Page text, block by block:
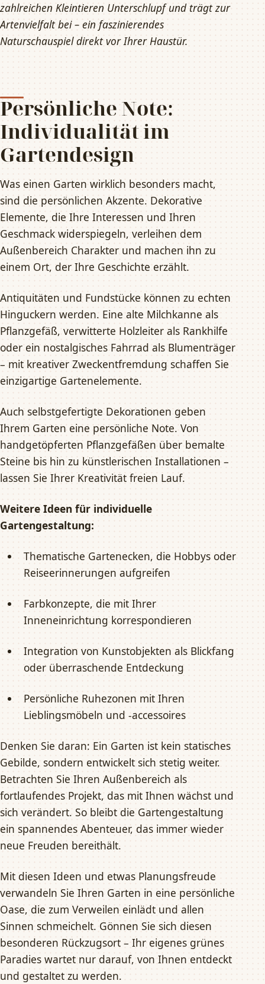
zahlreichen Kleintieren Unterschlupf und trägt zur
Artenvielfalt bei – ein faszinierendes
Naturschauspiel direkt vor Ihrer Haustür.
Persönliche Note:
Individualität im
Gartendesign
Was einen Garten wirklich besonders macht,
sind die persönlichen Akzente. Dekorative
Elemente, die Ihre Interessen und Ihren
Geschmack widerspiegeln, verleihen dem
Außenbereich Charakter und machen ihn zu
einem Ort, der Ihre Geschichte erzählt.
Antiquitäten und Fundstücke können zu echten
Hinguckern werden. Eine alte Milchkanne als
Pflanzgefäß, verwitterte Holzleiter als Rankhilfe
oder ein nostalgisches Fahrrad als Blumenträger
– mit kreativer Zweckentfremdung schaffen Sie
einzigartige Gartenelemente.
Auch selbstgefertigte Dekorationen geben
Ihrem Garten eine persönliche Note. Von
handgetöpferten Pflanzgefäßen über bemalte
Steine bis hin zu künstlerischen Installationen –
lassen Sie Ihrer Kreativität freien Lauf.
Weitere Ideen für individuelle
Gartengestaltung:
Thematische Gartenecken, die Hobbys oder
Reiseerinnerungen aufgreifen
Farbkonzepte, die mit Ihrer
Inneneinrichtung korrespondieren
Integration von Kunstobjekten als Blickfang
oder überraschende Entdeckung
Persönliche Ruhezonen mit Ihren
Lieblingsmöbeln und -accessoires
Denken Sie daran: Ein Garten ist kein statisches
Gebilde, sondern entwickelt sich stetig weiter.
Betrachten Sie Ihren Außenbereich als
fortlaufendes Projekt, das mit Ihnen wächst und
sich verändert. So bleibt die Gartengestaltung
ein spannendes Abenteuer, das immer wieder
neue Freuden bereithält.
Mit diesen Ideen und etwas Planungsfreude
verwandeln Sie Ihren Garten in eine persönliche
Oase, die zum Verweilen einlädt und allen
Sinnen schmeichelt. Gönnen Sie sich diesen
besonderen Rückzugsort – Ihr eigenes grünes
Paradies wartet nur darauf, von Ihnen entdeckt
und gestaltet zu werden.